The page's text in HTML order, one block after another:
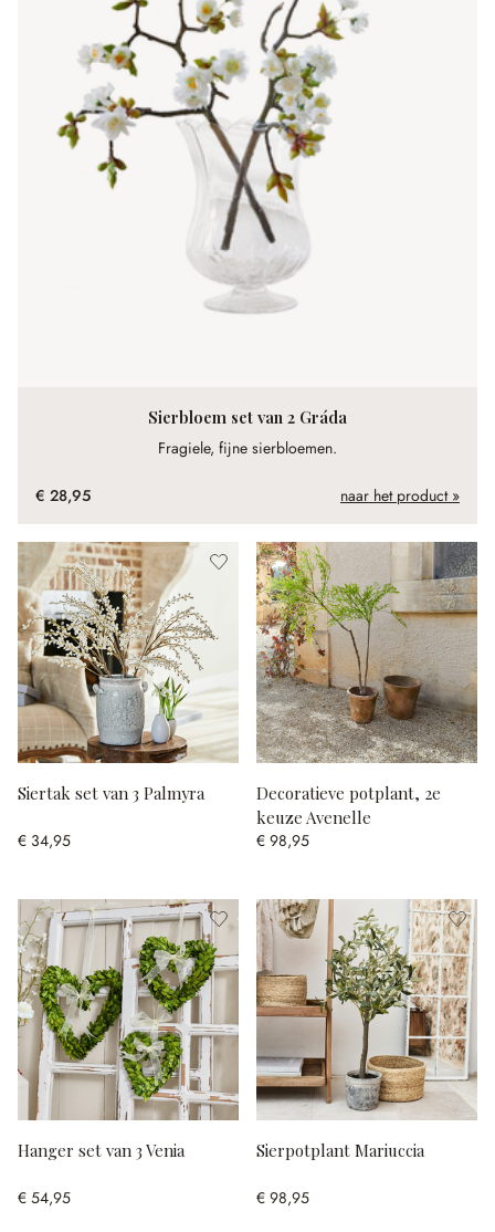
Sierbloem set van 2 Gráda
Fragiele, fijne sierbloemen.
€ 28,95 naar het product »
Siertak set van 3 Palmyra
€ 34,95
Decoratieve potplant, 2e
keuze Avenelle
€ 98,95
Hanger set van 3 Venia
€ 54,95
Sierpotplant Mariuccia
€ 98,95